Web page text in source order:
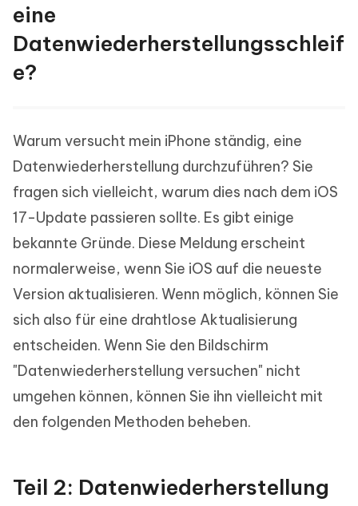
eine
Datenwiederherstellungsschleif
e?
Warum versucht mein iPhone ständig, eine
Datenwiederherstellung durchzuführen? Sie
fragen sich vielleicht, warum dies nach dem iOS
17-Update passieren sollte. Es gibt einige
bekannte Gründe. Diese Meldung erscheint
normalerweise, wenn Sie iOS auf die neueste
Version aktualisieren. Wenn möglich, können Sie
sich also für eine drahtlose Aktualisierung
entscheiden. Wenn Sie den Bildschirm
"Datenwiederherstellung versuchen" nicht
umgehen können, können Sie ihn vielleicht mit
den folgenden Methoden beheben.
Teil 2: Datenwiederherstellung